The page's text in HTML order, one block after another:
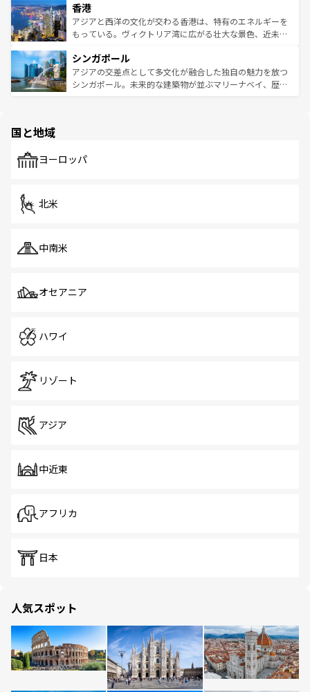
とつ。フォーやバインミー、ベトナムコーヒーなどは、ぜ
ひ現地で味わいたい。どの地域を訪れてもあたたかい人々
が旅行者を迎えてくれるので、きっと忘れられない旅にな
参照してほしい。
の活気が交差している。北部ではチェンマイなどの山岳地
帯で自然と触れ合い、南部ではプーケットやクラビの美し
いビーチでリゾート気分を楽しむことができる。タイ料理
激する。気候は一年中温暖で、どの季節にも異なる楽しみ
が待っている。親しみやすいタイの人々、仏教を中心とし
た文化、そして多様な観光資源が、訪れる旅人を魅了し続
香港
アジアと西洋の文化が交わる香港は、特有のエネルギーを
もっている。ヴィクトリア湾に広がる壮大な景色、近未来
み、どこを訪れても感動するはず。観光スポットが密集し
ており、効率よく見どころを回れるのも魅力。息をのむよ
うな絶景から文化的な体験まで、香港を存分に楽しみ尽く
シンガポール
アジアの交差点として多文化が融合した独自の魅力を放つ
シンガポール。未来的な建築物が並ぶマリーナベイ、歴史
で、ホーカーズは地元の風情を楽しめる外せないスポット
国と地域
ヨーロッパ
北米
中南米
オセアニア
ハワイ
リゾート
アジア
中近東
アフリカ
日本
人気スポット